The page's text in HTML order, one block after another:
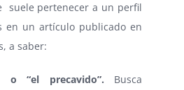
suele pertenecer a un perfil
en un artículo publicado en
a saber:
o “el precavido”. Busca